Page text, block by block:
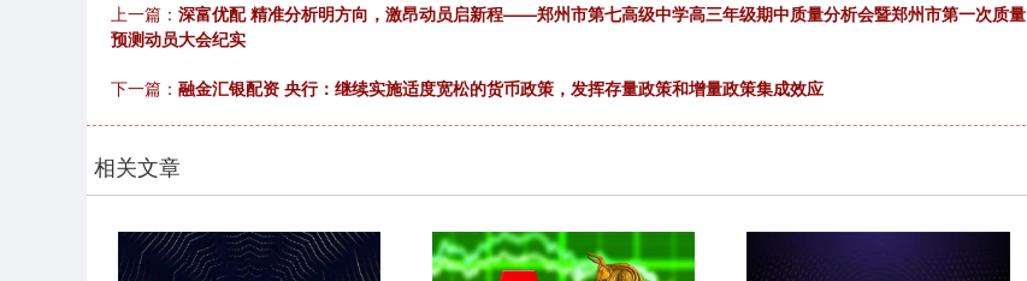
上一篇： 深富优配 精准分析明方向，激昂动员启新程——郑州市第七高级中学高三年级期中质量分析会暨郑州市第一次质量
预测动员大会纪实
下一篇： 融金汇银配资 央行：继续实施适度宽松的货币政策，发挥存量政策和增量政策集成效应
相关文章